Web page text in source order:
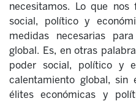
necesitamos. Lo que
social, político y
medidas necesarias
global. Es, en otras
poder social, político y
calentamiento global, sin
élites económicas y